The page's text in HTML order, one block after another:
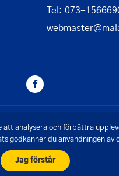
Tel: 073-
- Mälarens Båtförbund
av Pigment webbyrå
analysera och förbättra
godkänner du användningen
Jag förstår